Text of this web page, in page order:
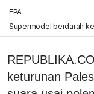
EPA
Supermodel berdarah
keturunan